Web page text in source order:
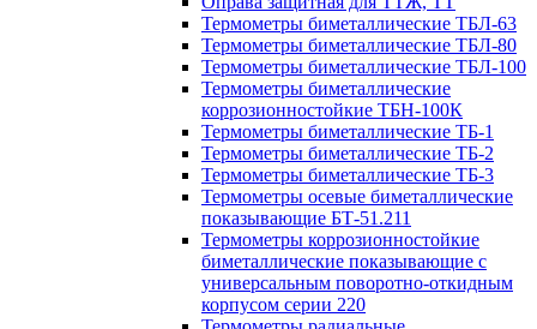
Термометры биметаллические ТБЛ-63
Термометры биметаллические ТБЛ-80
Термометры биметаллические ТБЛ-100
Термометры биметаллические
коррозионностойкие ТБН-100К
Термометры биметаллические ТБ-1
Термометры биметаллические ТБ-2
Термометры биметаллические ТБ-3
Термометры осевые биметаллические
показывающие БТ-51.211
Термометры коррозионностойкие
биметаллические показывающие с
универсальным поворотно-откидным
корпусом серии 220